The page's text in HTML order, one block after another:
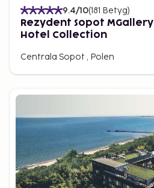
9.4/10(181 Betyg)
Rezydent Sopot MGallery
Hotel Collection
Centrala Sopot , Polen